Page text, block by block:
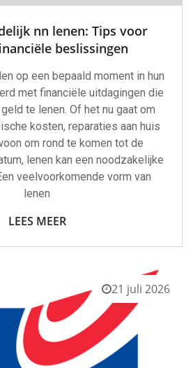
nn lenen: Tips voor
beslissingen
op een bepaald moment in hun
met financiële uitdagingen die
te lenen. Of het nu gaat om
kosten, reparaties aan huis
om rond te komen tot de
lenen kan een noodzakelijke
veelvoorkomende vorm van
lenen
LEES MEER
21 juli 2026